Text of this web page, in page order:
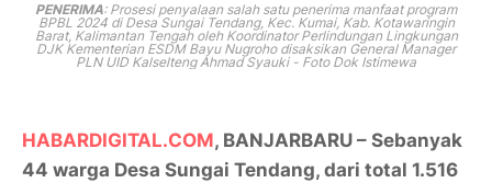
PENERIMA: Prosesi penyalaan salah satu penerima manfaat program
BPBL 2024 di Desa Sungai Tendang, Kec. Kumai, Kab. Kotawaringin
Barat, Kalimantan Tengah oleh Koordinator Perlindungan Lingkungan
DJK Kementerian ESDM Bayu Nugroho disaksikan General Manager
PLN UID Kalselteng Ahmad Syauki - Foto Dok Istimewa
HABARDIGITAL.COM, BANJARBARU – Sebanyak
44 warga Desa Sungai Tendang, dari total 1.516